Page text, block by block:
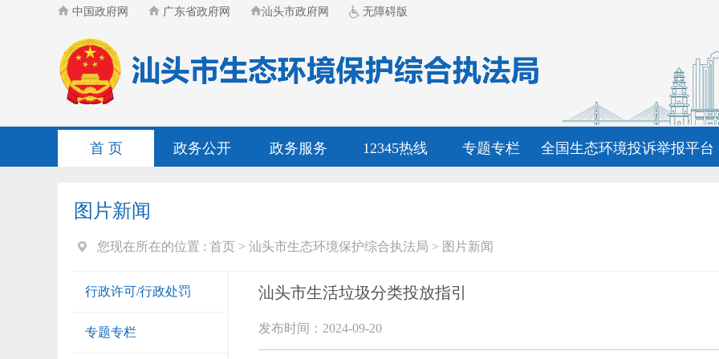
中国政府网 广东省政府网 汕头市政府网 无障碍版
首 页 政务公开 政务服务 12345热线 专题专栏 全国生态环境投诉举报平台
图片新闻
您现在所在的位置 : 首页 > 汕头市生态环境保护综合执法局 > 图片新闻
行政许可/行政处罚
专题专栏
汕头市生活垃圾分类投放指引
发布时间：2024-09-20